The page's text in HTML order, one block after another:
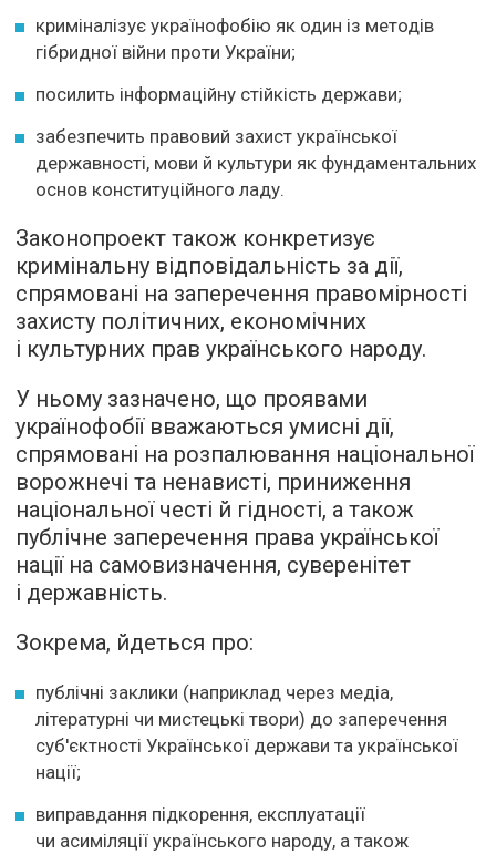
криміналізує українофобію як один із методів
гібридної війни проти України;
посилить інформаційну стійкість держави;
забезпечить правовий захист української
державності, мови й культури як фундаментальних
основ конституційного ладу.
Законопроект також конкретизує
кримінальну відповідальність за дії,
спрямовані на заперечення правомірності
захисту політичних, економічних
і культурних прав українського народу.
У ньому зазначено, що проявами
українофобії вважаються умисні дії,
спрямовані на розпалювання національної
ворожнечі та ненависті, приниження
національної честі й гідності, а також
публічне заперечення права української
нації на самовизначення, суверенітет
і державність.
Зокрема, йдеться про:
публічні заклики (наприклад через медіа,
літературні чи мистецькі твори) до заперечення
суб'єктності Української держави та української
нації;
виправдання підкорення, експлуатації
чи асиміляції українського народу, а також